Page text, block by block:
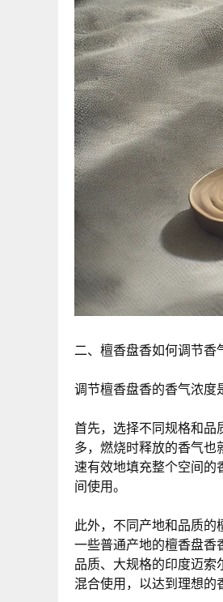
二、檀香盘香如何调节香
调节檀香盘香的香气浓度
首先，选择不同规格和品
多，燃烧时释放的香气
速有效地填充整个空间
间使用。
此外，不同产地和品质
一些普通产地的檀香盘香
品质、大规格的印度迈
混合使用，以达到理想的